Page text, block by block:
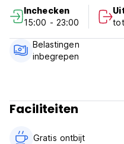
gidsboeken
Bordspellen - Toeristische
Kinderen kunnen niet
etablissement. (Auto-
Inchecken
15:00 - 23:00
Belastingen
inbegrepen
Faciliteiten
Gratis ontbijt‎